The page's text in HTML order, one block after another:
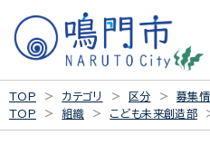
TOP カテゴリ 区分
募集
TOP
組織 こども未来創造部